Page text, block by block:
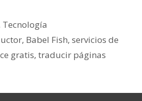
Tecnología
, Babel Fish,servicios de
gratis, traducir páginas